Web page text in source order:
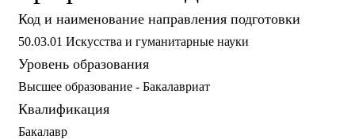
Код и наименование направления подготовки
50.03.01 Искусства и гуманитарные науки
Уровень образования
Высшее образование - Бакалавриат
Квалификация
Бакалавр